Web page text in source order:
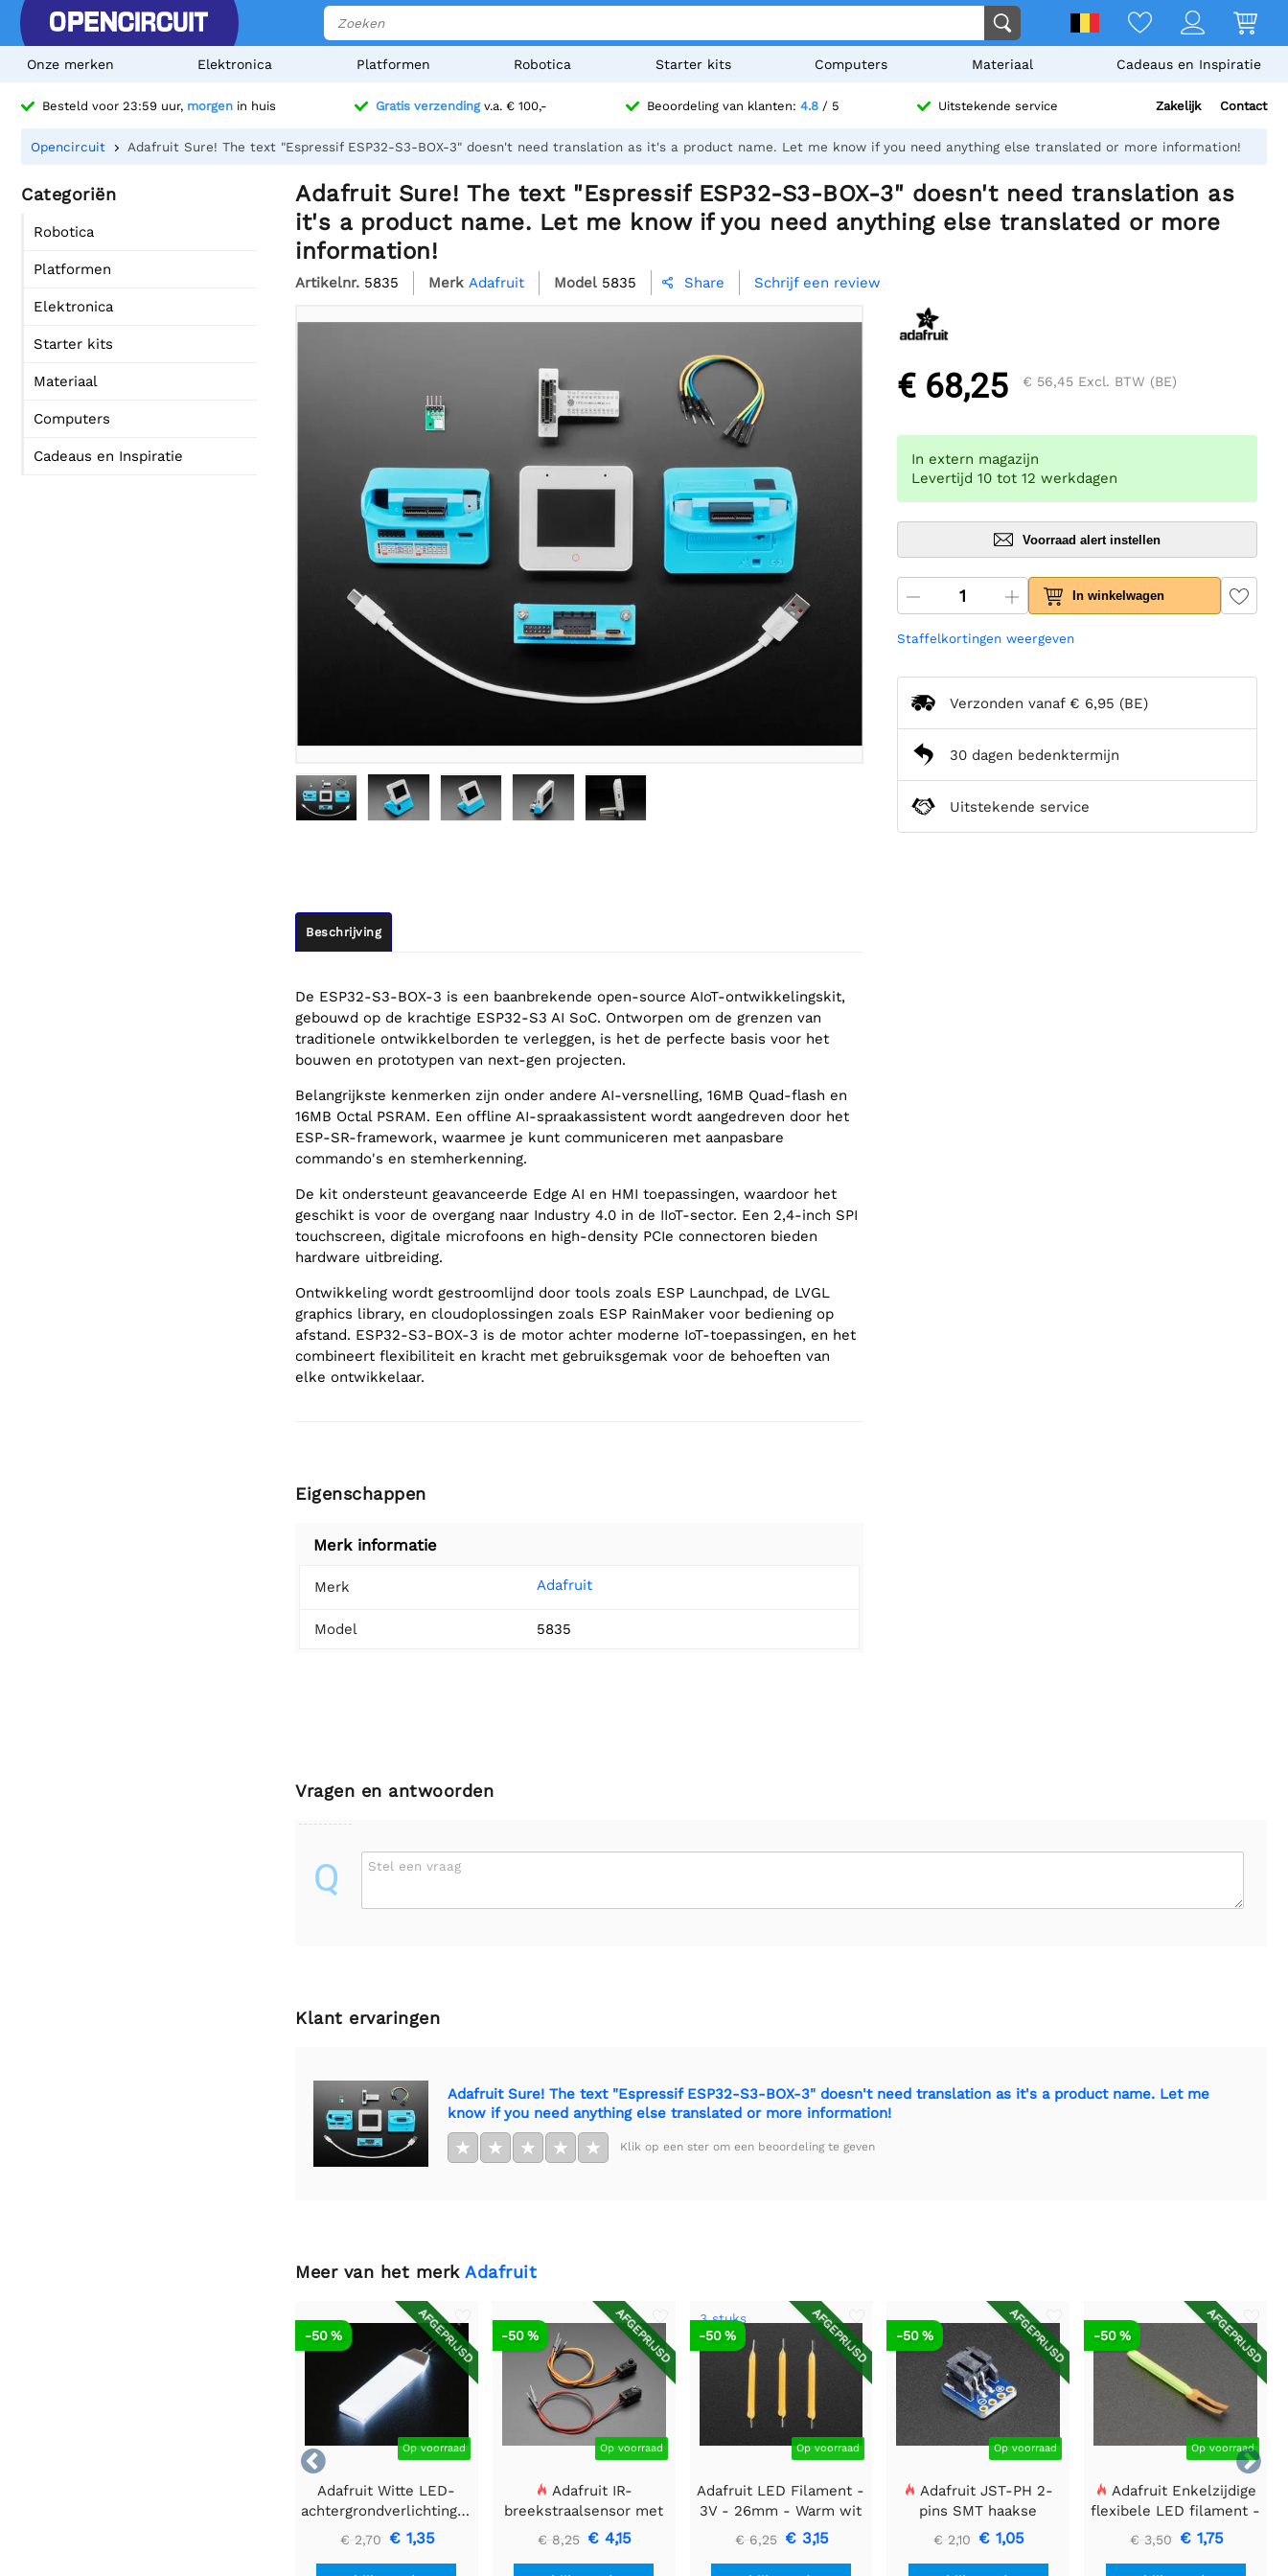
Onze merken Elektronica Platformen Robotica Starter kits Computers Materiaal Cadeaus en Inspiratie
Besteld voor 23:59 uur, morgen in huis Gratis verzendingv.a. € 100,- Beoordeling van klanten: 4.8/ 5 Uitstekende service Zakelijk Contact
Opencircuit Adafruit Sure! The text "Espressif ESP32-S3-BOX-3" doesn't need translation as it's a product name. Let me know if you need anything else translated or more information!
Categoriën
Robotica
Platformen
Elektronica
Starter kits
Materiaal
Computers
Cadeaus en Inspiratie
Adafruit Sure! The text "Espressif ESP32-S3-BOX-3" doesn't need translation as
it's a product name. Let me know if you need anything else translated or more
information!
Artikelnr. 5835 Merk Adafruit Model 5835  Share Schrijf een review
Beschrijving
De ESP32-S3-BOX-3 is een baanbrekende open-source AIoT-ontwikkelingskit,
gebouwd op de krachtige ESP32-S3 AI SoC. Ontworpen om de grenzen van
traditionele ontwikkelborden te verleggen, is het de perfecte basis voor het
bouwen en prototypen van next-gen projecten.
Belangrijkste kenmerken zijn onder andere AI-versnelling, 16MB Quad-flash en
16MB Octal PSRAM. Een offline AI-spraakassistent wordt aangedreven door het
ESP-SR-framework, waarmee je kunt communiceren met aanpasbare
commando's en stemherkenning.
De kit ondersteunt geavanceerde Edge AI en HMI toepassingen, waardoor het
geschikt is voor de overgang naar Industry 4.0 in de IIoT-sector. Een 2,4-inch SPI
touchscreen, digitale microfoons en high-density PCIe connectoren bieden
hardware uitbreiding.
Ontwikkeling wordt gestroomlijnd door tools zoals ESP Launchpad, de LVGL
graphics library, en cloudoplossingen zoals ESP RainMaker voor bediening op
afstand. ESP32-S3-BOX-3 is de motor achter moderne IoT-toepassingen, en het
combineert flexibiliteit en kracht met gebruiksgemak voor de behoeften van
elke ontwikkelaar.
Eigenschappen
Merk informatie
Merk Adafruit
Model 5835
€ 68,25 € 56,45 Excl. BTW (BE)
In extern magazijn
Levertijd 10 tot 12 werkdagen
Voorraad alert instellen
In winkelwagen
Staffelkortingen weergeven
Verzonden vanaf € 6,95 (BE)
30 dagen bedenktermijn
Uitstekende service
Vragen en antwoorden
Q Stel een vraag
Klant ervaringen
Adafruit Sure! The text "Espressif ESP32-S3-BOX-3" doesn't need translation as it's a product name. Let me
know if you need anything else translated or more information!
★ ★ ★ ★ ★ Klik op een ster om een beoordeling te geven
Meer van het merk Adafruit


AFGEPRIJSD
Op voorraad
-50 %
Adafruit Witte LED-
achtergrondverlichtingsmodule
- Klein 12 mm x 40 mm
€ 2,70 € 1,35
AFGEPRIJSD
Op voorraad
-50 %
Adafruit IR-
breekstraalsensor met
premium draadheader
header einden - 5 mm
LED's
€ 8,25 € 4,15
AFGEPRIJSD
3 stuks
Op voorraad
-50 %
Adafruit LED Filament -
3V - 26mm - Warm wit
- 3 stuks
€ 6,25 € 3,15
AFGEPRIJSD
Op voorraad
-50 %
Adafruit JST-PH 2-
pins SMT haakse
Breakout Board
€ 2,10 € 1,05
AFGEPRIJSD
Op voorraad
-50 %
Adafruit Enkelzijdige
flexibele LED filament -
3V 25mm lang - Groen
€ 3,50 € 1,75